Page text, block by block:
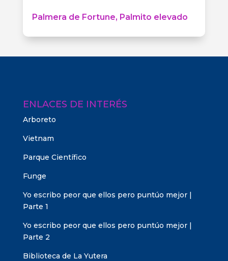
Palmera de Fortune, Palmito elevado
ENLACES DE INTERÉS
Arboreto
Vietnam
Parque Científico
Funge
Yo escribo peor que ellos pero puntúo mejor |
Parte 1
Yo escribo peor que ellos pero puntúo mejor |
Parte 2
Biblioteca de La Yutera